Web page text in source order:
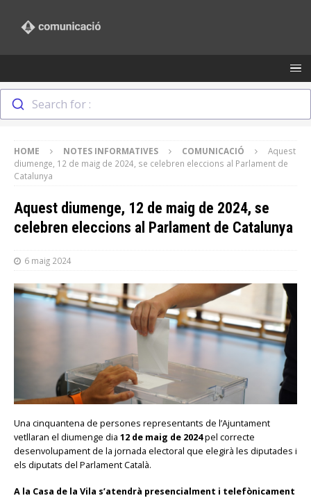
Search for :
HOME NOTES INFORMATIVES COMUNICACIÓ
Aquest
diumenge, 12 de maig de 2024, se celebren eleccions al Parlament de
Catalunya
Aquest diumenge, 12 de maig de 2024, se
celebren eleccions al Parlament de Catalunya
6 maig 2024
Una cinquantena de persones representants de l’Ajuntament
vetllaran el diumenge dia 12 de maig de 2024pel correcte
desenvolupament de la jornada electoral que elegirà les diputades i
els diputats del Parlament Català.
A la Casa de la Vila s’atendrà presencialment i telefònicament